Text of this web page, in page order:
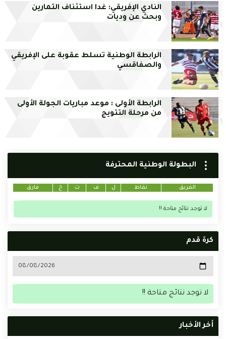
النادي الإفريقي: غدا استئناف التمارين
وبحث عن وديات
الرابطة الوطنية تسلط عقوبة على الإفريقي
والصفاقسي
الرابطة الأولى : موعد مباريات الجولة الأولى
من مرحلة التتويج
البطولة الوطنية المحترفة
الفريق نقاط ل ف ت خ فارق
لا توجد نتائج متاحة !!
كرة قدم
لا توجد نتائج متاحة !!
أخر الأخبار